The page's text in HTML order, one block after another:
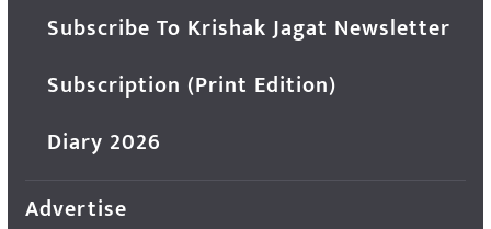
Subscribe To Krishak Jagat Newsletter
Subscription (Print Edition)
Diary 2026
Advertise